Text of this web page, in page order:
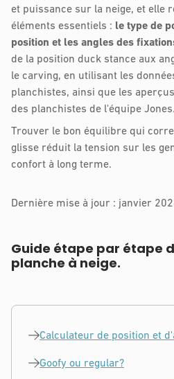
et puissance sur la neige, et elle
éléments essentiels : le type de
position et les angles des
de la position duck stance aux
le carving, en utilisant les
planchistes, ainsi que les
des planchistes de l'équipe Jones.
Trouver le bon équilibre qui
glisse réduit la tension sur les
confort à long terme.
Dernière mise à jour : janvier
Guide étape par étape
planche à neige.
Calculateur de position et
Goofy ou regular?